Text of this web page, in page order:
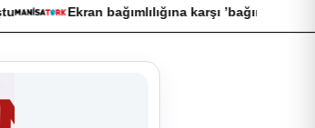
bağımlılığına karşı ’bağımlılık yapmayan